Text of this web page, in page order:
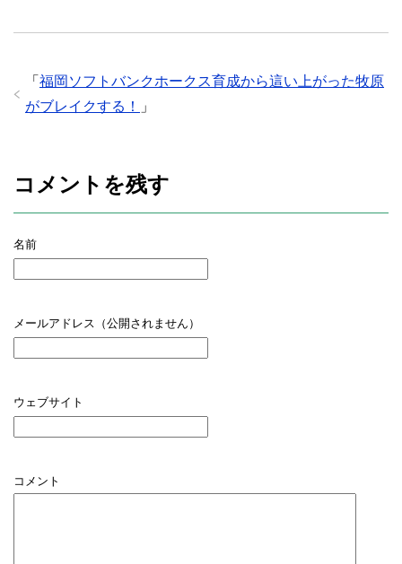
「 福岡ソフトバンクホークス育成から這い上がった牧原
がブレイクする！
」
コメントを残す
名前
メールアドレス（公開されません）
ウェブサイト
コメント